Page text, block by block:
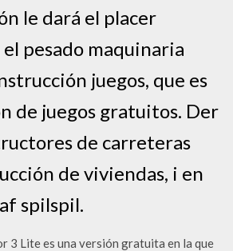
le dará el placer
pesado maquinaria
juegos, que es
de juegos gratuitos. Der
de carreteras
de viviendas, i en
spilspil.
3 Lite es una versión gratuita en la que